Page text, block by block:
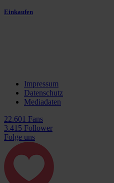
Einkaufen
Impressum
Datenschutz
Mediadaten
22.601 Fans
3.415 Follower
Folge uns